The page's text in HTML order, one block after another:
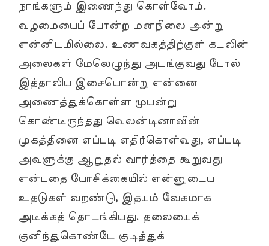
நாங்களும் இணைந்து கொள்வோம்.
வழமையைப் போன்ற மனநிலை அன்று
என்னிடமில்லை. உணவகத்திற்குள் கடலின்
அலைகள் மேலெழுந்து அடங்குவது போல்
இத்தாலிய இசையொன்று என்னை
அணைத்துக்கொள்ள முயன்று
கொண்டிருந்தது வெலன்டினாவின்
முகத்தினை எப்படி எதிர்கொள்வது, எப்படி
அவளுக்கு ஆறுதல் வார்த்தை கூறுவது
என்பதை யோசிக்கையில் என்னுடைய
உதடுகள் வறண்டு, இதயம் வேகமாக
அடிக்கத் தொடங்கியது. தலையைக்
குனிந்துகொண்டே குடித்துக்